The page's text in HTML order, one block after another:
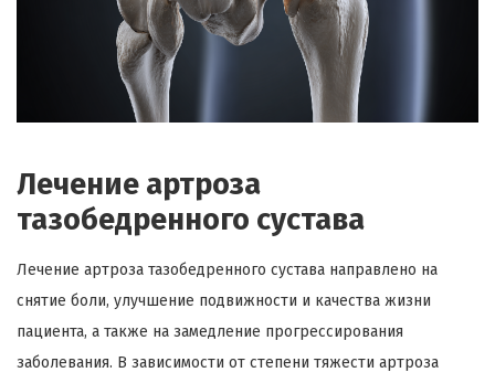
Лечение артроза
тазобедренного сустава
Лечение артроза тазобедренного сустава направлено на
снятие боли, улучшение подвижности и качества жизни
пациента, а также на замедление прогрессирования
заболевания. В зависимости от степени тяжести артроза